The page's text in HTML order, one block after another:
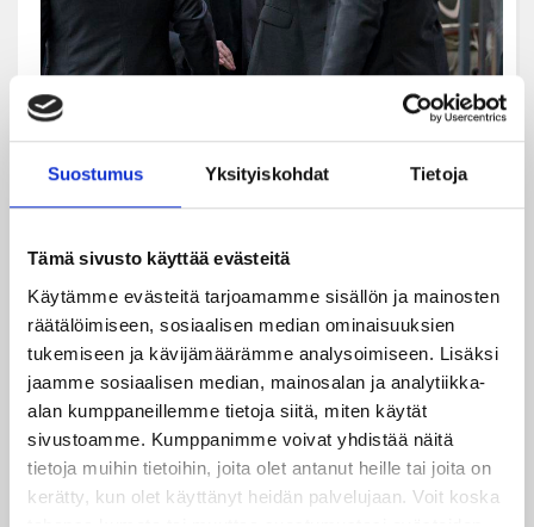
Suostumus Yksityiskohdat Tietoja
Tämä sivusto käyttää evästeitä
Käytämme evästeitä tarjoamamme sisällön ja mainosten
räätälöimiseen, sosiaalisen median ominaisuuksien
tukemiseen ja kävijämäärämme analysoimiseen. Lisäksi
jaamme sosiaalisen median, mainosalan ja analytiikka-
alan kumppaneillemme tietoja siitä, miten käytät
sivustoamme. Kumppanimme voivat yhdistää näitä
tietoja muihin tietoihin, joita olet antanut heille tai joita on
kerätty, kun olet käyttänyt heidän palvelujaan. Voit koska
Risto Dufvalla ja muulla valmennusjohdolla oli syytä
tuulettaa taiston tauottua (Kuva: Jiri Halttunen).
JYPin liigaviikko jatkuu lauantaina Tampereella, jossa
kierroksella 7-4-lukemin kukistanut Tappara.
Teksti: Antti Hokkanen